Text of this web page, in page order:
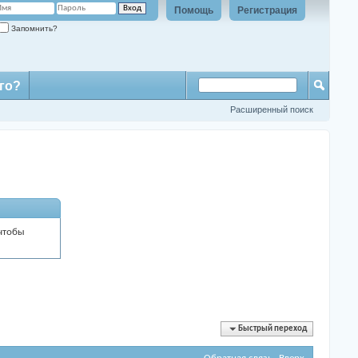
Регистрация
Помощь
Запомнить?
Расширенный поиск
Быстрый переход